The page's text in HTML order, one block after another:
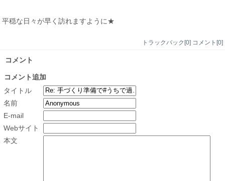
平穏な日々が早く訪れますように★
トラックバック[0] コメント[0]
コメント
コメント追加
タイトル
名前
E-mail
Webサイト
本文